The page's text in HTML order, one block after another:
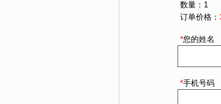
数量：1
订单价格：
*您的姓名
*手机号码